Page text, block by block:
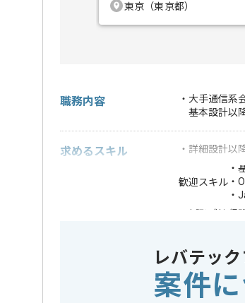
東京（東京都）
職務内容
・大手通信系
基本設計以
求めるスキル ・詳細設計以
歓迎スキル
・
・
・
この案件で扱う技術 DB
OS
レバテッ
案件